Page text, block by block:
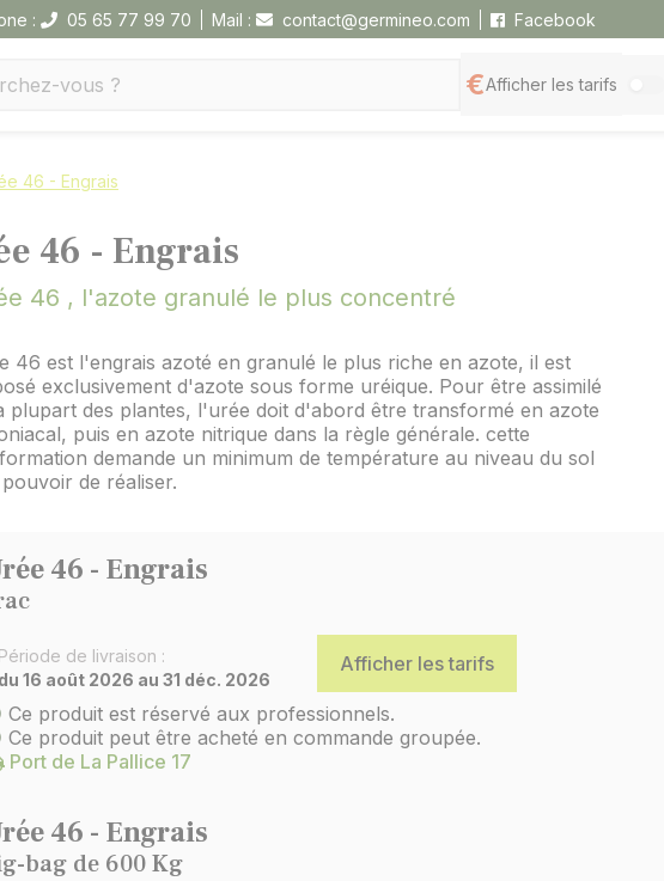
: 05 65 77 99 70 Mail : contact@germineo.com Facebook
Afficher les tarifs
46 - Engrais
46 - Engrais
46 , l'azote granulé le plus concentré
46 est l'engrais azoté en granulé le plus riche en azote, il est
exclusivement d'azote sous forme uréique. Pour être assimilé
plupart des plantes, l'urée doit d'abord être transformé en azote
puis en azote nitrique dans la règle générale. cette
demande un minimum de température au niveau du sol
de réaliser.
46 - Engrais
Période de livraison :
du 16 août 2026 au 31 déc. 2026
Afficher les tarifs
Ce produit est réservé aux professionnels.
Ce produit peut être acheté en commande groupée.
Port de La Pallice 17
46 - Engrais
bag de 600 Kg